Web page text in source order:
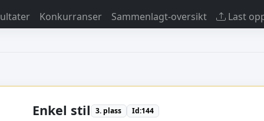
Konkurranser Sammenlagt-oversikt Last
Enkel stil 3. plass Id:144